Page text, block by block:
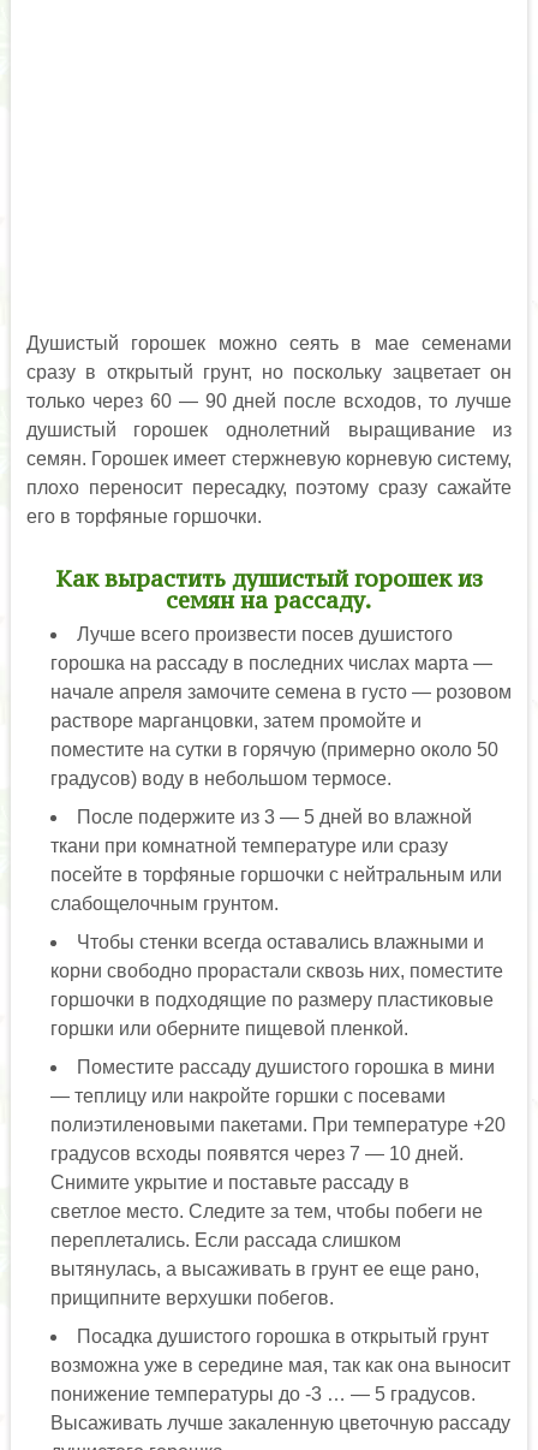
Душистый горошек можно сеять в мае семенами
сразу в открытый грунт, но поскольку зацветает он
только через 60 — 90 дней после всходов, то лучше
душистый горошек однолетний выращивание из
семян. Горошек имеет стержневую корневую систему,
плохо переносит пересадку, поэтому сразу сажайте
его в торфяные горшочки.
Как вырастить душистый горошек из
семян на рассаду.
Лучше всего произвести посев душистого
горошка на рассаду в последних числах марта —
начале апреля замочите семена в густо — розовом
растворе марганцовки, затем промойте и
поместите на сутки в горячую (примерно около 50
градусов) воду в небольшом термосе.
После подержите из 3 — 5 дней во влажной
ткани при комнатной температуре или сразу
посейте в торфяные горшочки с нейтральным или
слабощелочным грунтом.
Чтобы стенки всегда оставались влажными и
корни свободно прорастали сквозь них, поместите
горшочки в подходящие по размеру пластиковые
горшки или оберните пищевой пленкой.
Поместите рассаду душистого горошка в мини
— теплицу или накройте горшки с посевами
полиэтиленовыми пакетами. При температуре +20
градусов всходы появятся через 7 — 10 дней.
Снимите укрытие и поставьте рассаду в
светлое место. Следите за тем, чтобы побеги не
переплетались. Если рассада слишком
вытянулась, а высаживать в грунт ее еще рано,
прищипните верхушки побегов.
Посадка душистого горошка в открытый грунт
возможна уже в середине мая, так как она выносит
понижение температуры до -3 … — 5 градусов.
Высаживать лучше закаленную цветочную рассаду